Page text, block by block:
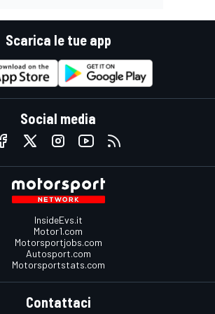
Scarica le tue app
Social media
InsideEvs.it
Motor1.com
Motorsportjobs.com
Autosport.com
Motorsportstats.com
Contattaci